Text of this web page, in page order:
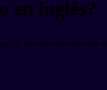
en inglés?
la otra persona